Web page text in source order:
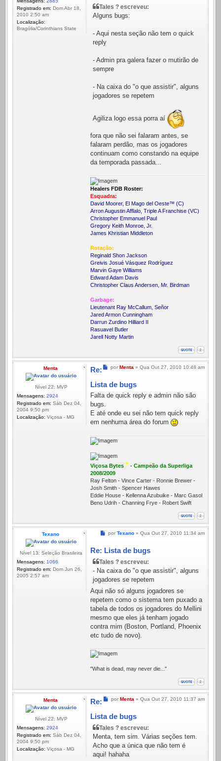
Registrado em: Dom Abr 18,
2010 2:50 am
Localização:
Bragólia/Corinthians State
Tales ? escreveu:
Alguns bugs:
- Aqui nesta seção não tem o quick
reply
- Admin pra galera fazer o mutirão de
sempre
- Na caixa do "o que assistir", alguns
jogadores se repetem
Agiliza logo essa porra aí
fora que não sei falaram antes, se
falaram perdão, mas os jogadores
continuam como constando na equipe
da temporada passada...
Healers FDB Roster:
Esquadra:
David Moorer, El Mago del Oeste™ (C)
Arron Augustin Afflalo, Triple A Franchise (VC)
Christopher Emmanuel Paul
Gregory Keith Monroe, Jr.
James Khristian Middleton
Rotação:
Reginald Shon Jackson
Greivis Josué Vásquez Rodríguez
Marvin Gaye Williams
Edward Adam Davis
Christopher Claus Andersen, Mr. Birdman
Garbage:
Lieutenant Ray McCallum, Señor
Jared Armon Cunningham
Darrun Zurdino Hilliard II
Rasuavel Butler
Jarell Notty Martin
Menta
Nível 22: MVP
Mensagens: 2924
Registrado em: Sáb Dez 04,
2004 9:50 pm
Localização: Viçosa - MG
Mensagem
por Menta » Qua Out 27, 2010 10:48 am
Re:
Lista de bugs
Falta de quick reply e admin não são
bugs.
E até onde eu sei não tem quick reply
em nenhuma área do forum
Viçosa Bytes * - Campeão da Superliga
2008/2009
Ray Felton - Vince Carter - Ronnie Brewer -
Josh Smith - Spencer Hawes
Eddie House - Kellenna Azubuike - Marc Gasol
Beno Udrih - Channing Frye - Robert Swift
Texano
Nível 13: Seleção Brasileira
Mensagens: 1066
Registrado em: Dom Jun 26,
2005 2:57 am
Mensagem
por Texano » Qua Out 27, 2010 11:34 am
Re: Lista de bugs
Tales ? escreveu:
- Na caixa do "o que assistir", alguns
jogadores se repetem
Aqui não só alguns jogadores se
repetem como o sistema tem puxado a
tabela de todos os jogadores do Mellini
mesmo que eles já tenham jogado
contra mim (Boston, Portland, Phoenix
etc tudo de novo).
"What is dead, may never die..."
Menta
Nível 22: MVP
Mensagens: 2924
Registrado em: Sáb Dez 04,
2004 9:50 pm
Localização: Viçosa - MG
Mensagem
por Menta » Qua Out 27, 2010 11:37 am
Re:
Lista de bugs
Tales ? escreveu:
Menta, tem sim. Várias seções tem.
Acho que a única que não tem é
aqui! hahaha